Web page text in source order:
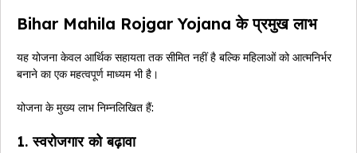
Bihar Mahila Rojgar Yojana के प्रमुख लाभ
यह योजना केवल आर्थिक सहायता तक सीमित नहीं है बल्कि महिलाओं को आत्मनिर्भर
बनाने का एक महत्वपूर्ण माध्यम भी है।
योजना के मुख्य लाभ निम्नलिखित हैं:
1. स्वरोजगार को बढ़ावा